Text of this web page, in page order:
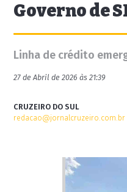
Governo de
Linha de crédito
27 de Abril de 2026 às 21:39
CRUZEIRO DO SUL
redacao@jornalcruzeiro.com.br